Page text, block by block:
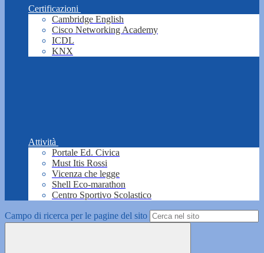
Certificazioni
Cambridge English
Cisco Networking Academy
ICDL
KNX
Attività
Portale Ed. Civica
Must Itis Rossi
Vicenza che legge
Shell Eco-marathon
Centro Sportivo Scolastico
Campo di ricerca per le pagine del sito